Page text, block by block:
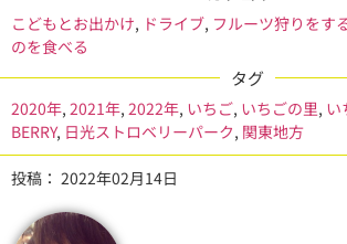
こどもとお出かけ, ドライブ, フルーツ狩りをす
のを食べる
タグ
2020年, 2021年, 2022年, いちご, いちごの里, い
BERRY, 日光ストロベリーパーク, 関東地方
投稿： 2022年02月14日